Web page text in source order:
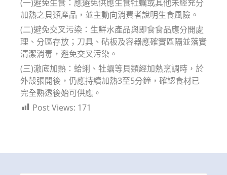
(一)避免生食：應避免供應生食牡蠣或其他未經充分
加熱之貝類產品，並主動向消費者說明生食風險。
(二)避免交叉污染：生鮮水產品與即食食品應分開處
理、分區存放；刀具、砧板及容器應確實區隔並落實
清潔消毒，避免交叉污染。
(三)澈底加熱：蛤蜊、牡蠣等貝類經加熱烹調時，於
外殼張開後，仍應持續加熱3至5分鐘，確認食材已
完全熟透後始可供應。
Post Views: 171